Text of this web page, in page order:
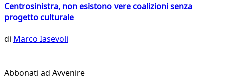
Centrosinistra, non esistono vere coalizioni senza
progetto culturale
di Marco Iasevoli
Abbonati ad Avvenire